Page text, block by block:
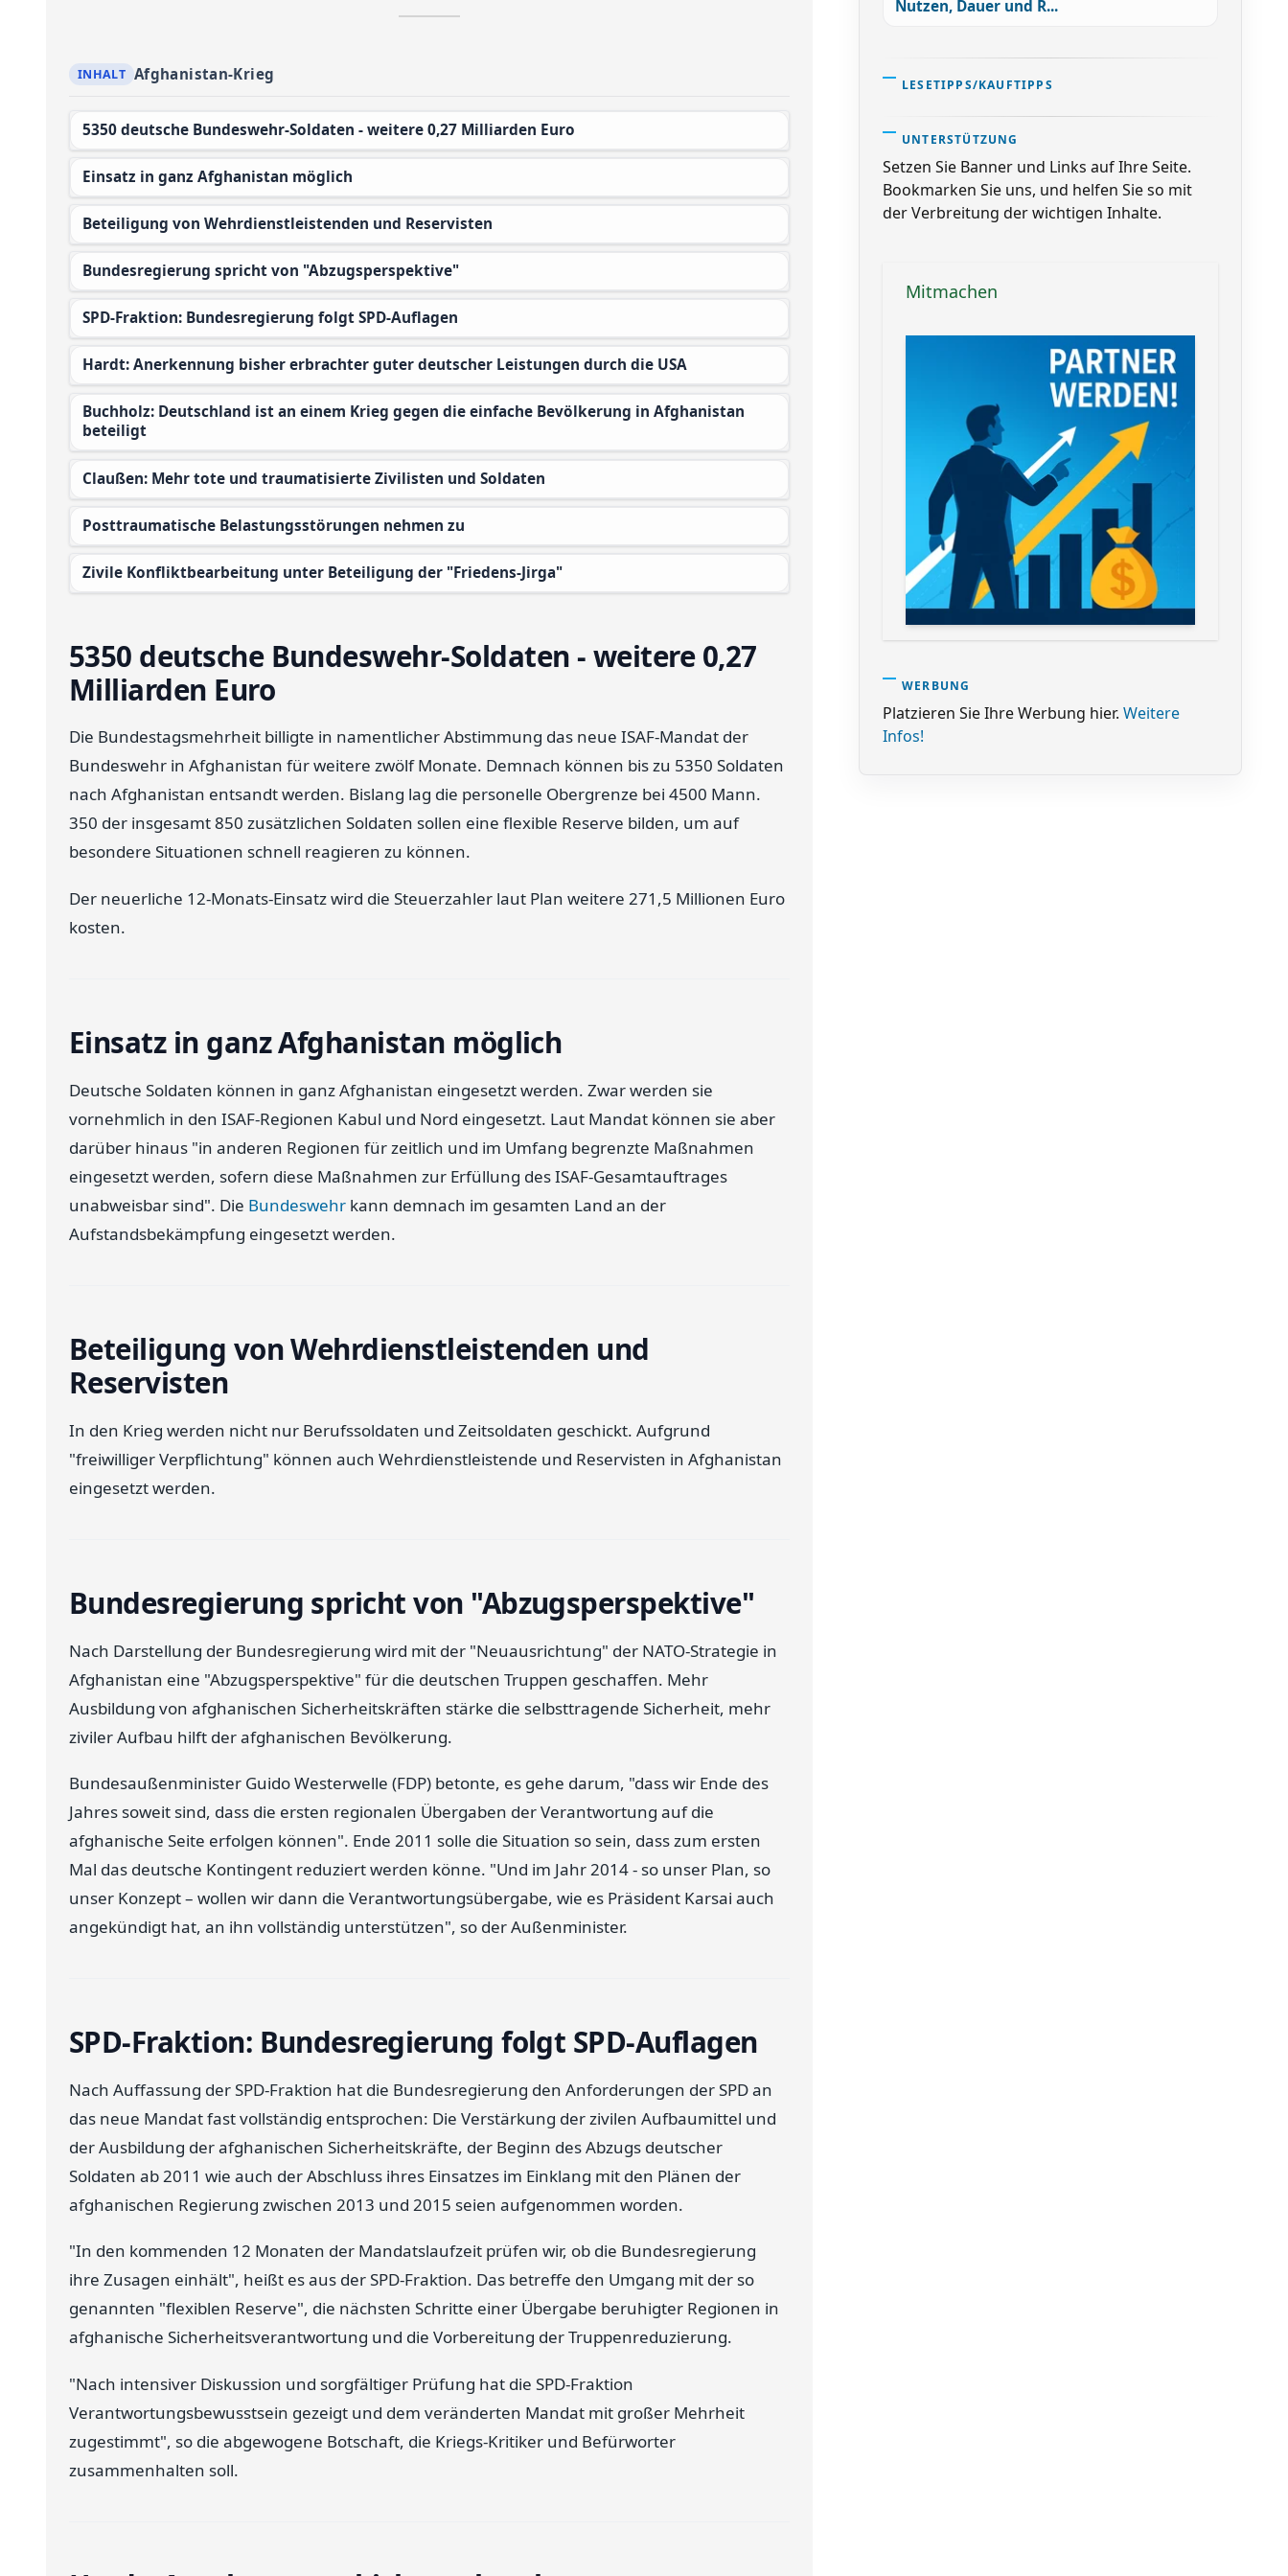
Afghanistan-Krieg
5350 deutsche Bundeswehr-Soldaten - weitere 0,27 Milliarden Euro
Einsatz in ganz Afghanistan möglich
Beteiligung von Wehrdienstleistenden und Reservisten
Bundesregierung spricht von "Abzugsperspektive"
SPD-Fraktion: Bundesregierung folgt SPD-Auflagen
Hardt: Anerkennung bisher erbrachter guter deutscher Leistungen durch die USA
Buchholz: Deutschland ist an einem Krieg gegen die einfache Bevölkerung in Afghanistan
beteiligt
Claußen: Mehr tote und traumatisierte Zivilisten und Soldaten
Posttraumatische Belastungsstörungen nehmen zu
Zivile Konfliktbearbeitung unter Beteiligung der "Friedens-Jirga"
5350 deutsche Bundeswehr-Soldaten - weitere 0,27
Milliarden Euro
Die Bundestagsmehrheit billigte in namentlicher Abstimmung das neue ISAF-Mandat der
Bundeswehr in Afghanistan für weitere zwölf Monate. Demnach können bis zu 5350 Soldaten
nach Afghanistan entsandt werden. Bislang lag die personelle Obergrenze bei 4500 Mann.
350 der insgesamt 850 zusätzlichen Soldaten sollen eine flexible Reserve bilden, um auf
besondere Situationen schnell reagieren zu können.
Der neuerliche 12-Monats-Einsatz wird die Steuerzahler laut Plan weitere 271,5 Millionen Euro
kosten.
Einsatz in ganz Afghanistan möglich
Deutsche Soldaten können in ganz Afghanistan eingesetzt werden. Zwar werden sie
vornehmlich in den ISAF-Regionen Kabul und Nord eingesetzt. Laut Mandat können sie aber
darüber hinaus "in anderen Regionen für zeitlich und im Umfang begrenzte Maßnahmen
eingesetzt werden, sofern diese Maßnahmen zur Erfüllung des ISAF-Gesamtauftrages
unabweisbar sind". Die Bundeswehr kann demnach im gesamten Land an der
Aufstandsbekämpfung eingesetzt werden.
Beteiligung von Wehrdienstleistenden und
Reservisten
In den Krieg werden nicht nur Berufssoldaten und Zeitsoldaten geschickt. Aufgrund
"freiwilliger Verpflichtung" können auch Wehrdienstleistende und Reservisten in Afghanistan
eingesetzt werden.
Bundesregierung spricht von "Abzugsperspektive"
Nach Darstellung der Bundesregierung wird mit der "Neuausrichtung" der NATO-Strategie in
Afghanistan eine "Abzugsperspektive" für die deutschen Truppen geschaffen. Mehr
Ausbildung von afghanischen Sicherheitskräften stärke die selbsttragende Sicherheit, mehr
ziviler Aufbau hilft der afghanischen Bevölkerung.
Bundesaußenminister Guido Westerwelle (FDP) betonte, es gehe darum, "dass wir Ende des
Jahres soweit sind, dass die ersten regionalen Übergaben der Verantwortung auf die
afghanische Seite erfolgen können". Ende 2011 solle die Situation so sein, dass zum ersten
Mal das deutsche Kontingent reduziert werden könne. "Und im Jahr 2014 - so unser Plan, so
unser Konzept – wollen wir dann die Verantwortungsübergabe, wie es Präsident Karsai auch
angekündigt hat, an ihn vollständig unterstützen", so der Außenminister.
SPD-Fraktion: Bundesregierung folgt SPD-Auflagen
Nach Auffassung der SPD-Fraktion hat die Bundesregierung den Anforderungen der SPD an
das neue Mandat fast vollständig entsprochen: Die Verstärkung der zivilen Aufbaumittel und
der Ausbildung der afghanischen Sicherheitskräfte, der Beginn des Abzugs deutscher
Soldaten ab 2011 wie auch der Abschluss ihres Einsatzes im Einklang mit den Plänen der
afghanischen Regierung zwischen 2013 und 2015 seien aufgenommen worden.
"In den kommenden 12 Monaten der Mandatslaufzeit prüfen wir, ob die Bundesregierung
ihre Zusagen einhält", heißt es aus der SPD-Fraktion. Das betreffe den Umgang mit der so
genannten "flexiblen Reserve", die nächsten Schritte einer Übergabe beruhigter Regionen in
afghanische Sicherheitsverantwortung und die Vorbereitung der Truppenreduzierung.
"Nach intensiver Diskussion und sorgfältiger Prüfung hat die SPD-Fraktion
Verantwortungsbewusstsein gezeigt und dem veränderten Mandat mit großer Mehrheit
zugestimmt", so die abgewogene Botschaft, die Kriegs-Kritiker und Befürworter
zusammenhalten soll.
Nutzen, Dauer und R...
LESETIPPS/KAUFTIPPS
UNTERSTÜTZUNG
Setzen Sie Banner und Links auf Ihre Seite.
Bookmarken Sie uns, und helfen Sie so mit
der Verbreitung der wichtigen Inhalte.
Mitmachen
WERBUNG
Platzieren Sie Ihre Werbung hier. Weitere
Infos!